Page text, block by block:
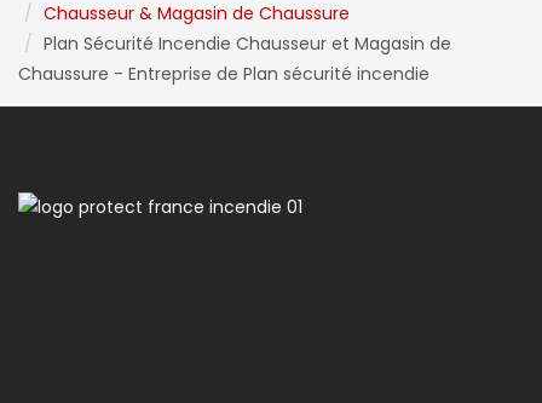
Chausseur & Magasin de Chaussure
Plan Sécurité Incendie Chausseur et Magasin de
Chaussure - Entreprise de Plan sécurité incendie